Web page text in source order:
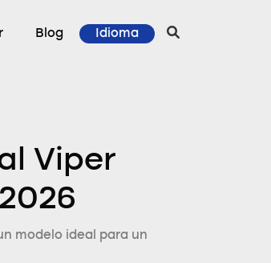
Blog Idioma
Viper
modelo ideal para un